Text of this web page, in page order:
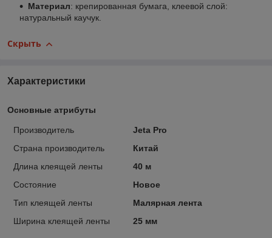
Материал: крепированная бумага, клеевой слой:
натуральный каучук.
Скрыть
Характеристики
Основные атрибуты
Производитель
Jeta Pro
Страна производитель
Китай
Длина клеящей ленты
40 м
Состояние
Новое
Тип клеящей ленты
Малярная лента
Ширина клеящей ленты
25 мм